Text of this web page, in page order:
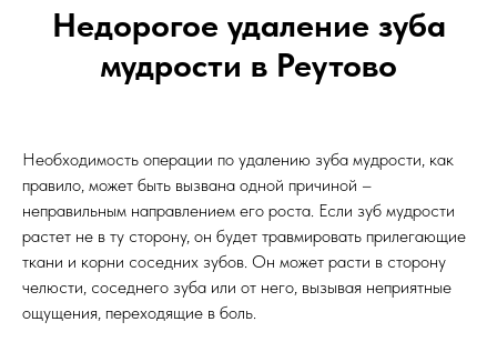
Недорогое удаление зуба
мудрости в Реутово
Необходимость операции по удалению зуба мудрости, как
правило, может быть вызвана одной причиной –
неправильным направлением его роста. Если зуб мудрости
растет не в ту сторону, он будет травмировать прилегающие
ткани и корни соседних зубов. Он может расти в сторону
челюсти, соседнего зуба или от него, вызывая неприятные
ощущения, переходящие в боль.